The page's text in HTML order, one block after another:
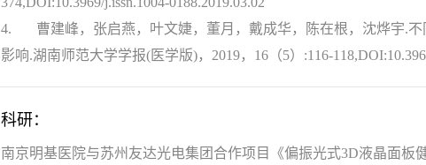
4. 曹建峰，张启燕，叶文婕，董月，戴成华，陈在根，沈烨宇.不
影响.湖南师范大学学报(医学版)，2019，16（5）:116-
科研：
南京明基医院与苏州友达光电集团合作项目《偏振光式3D液晶面板